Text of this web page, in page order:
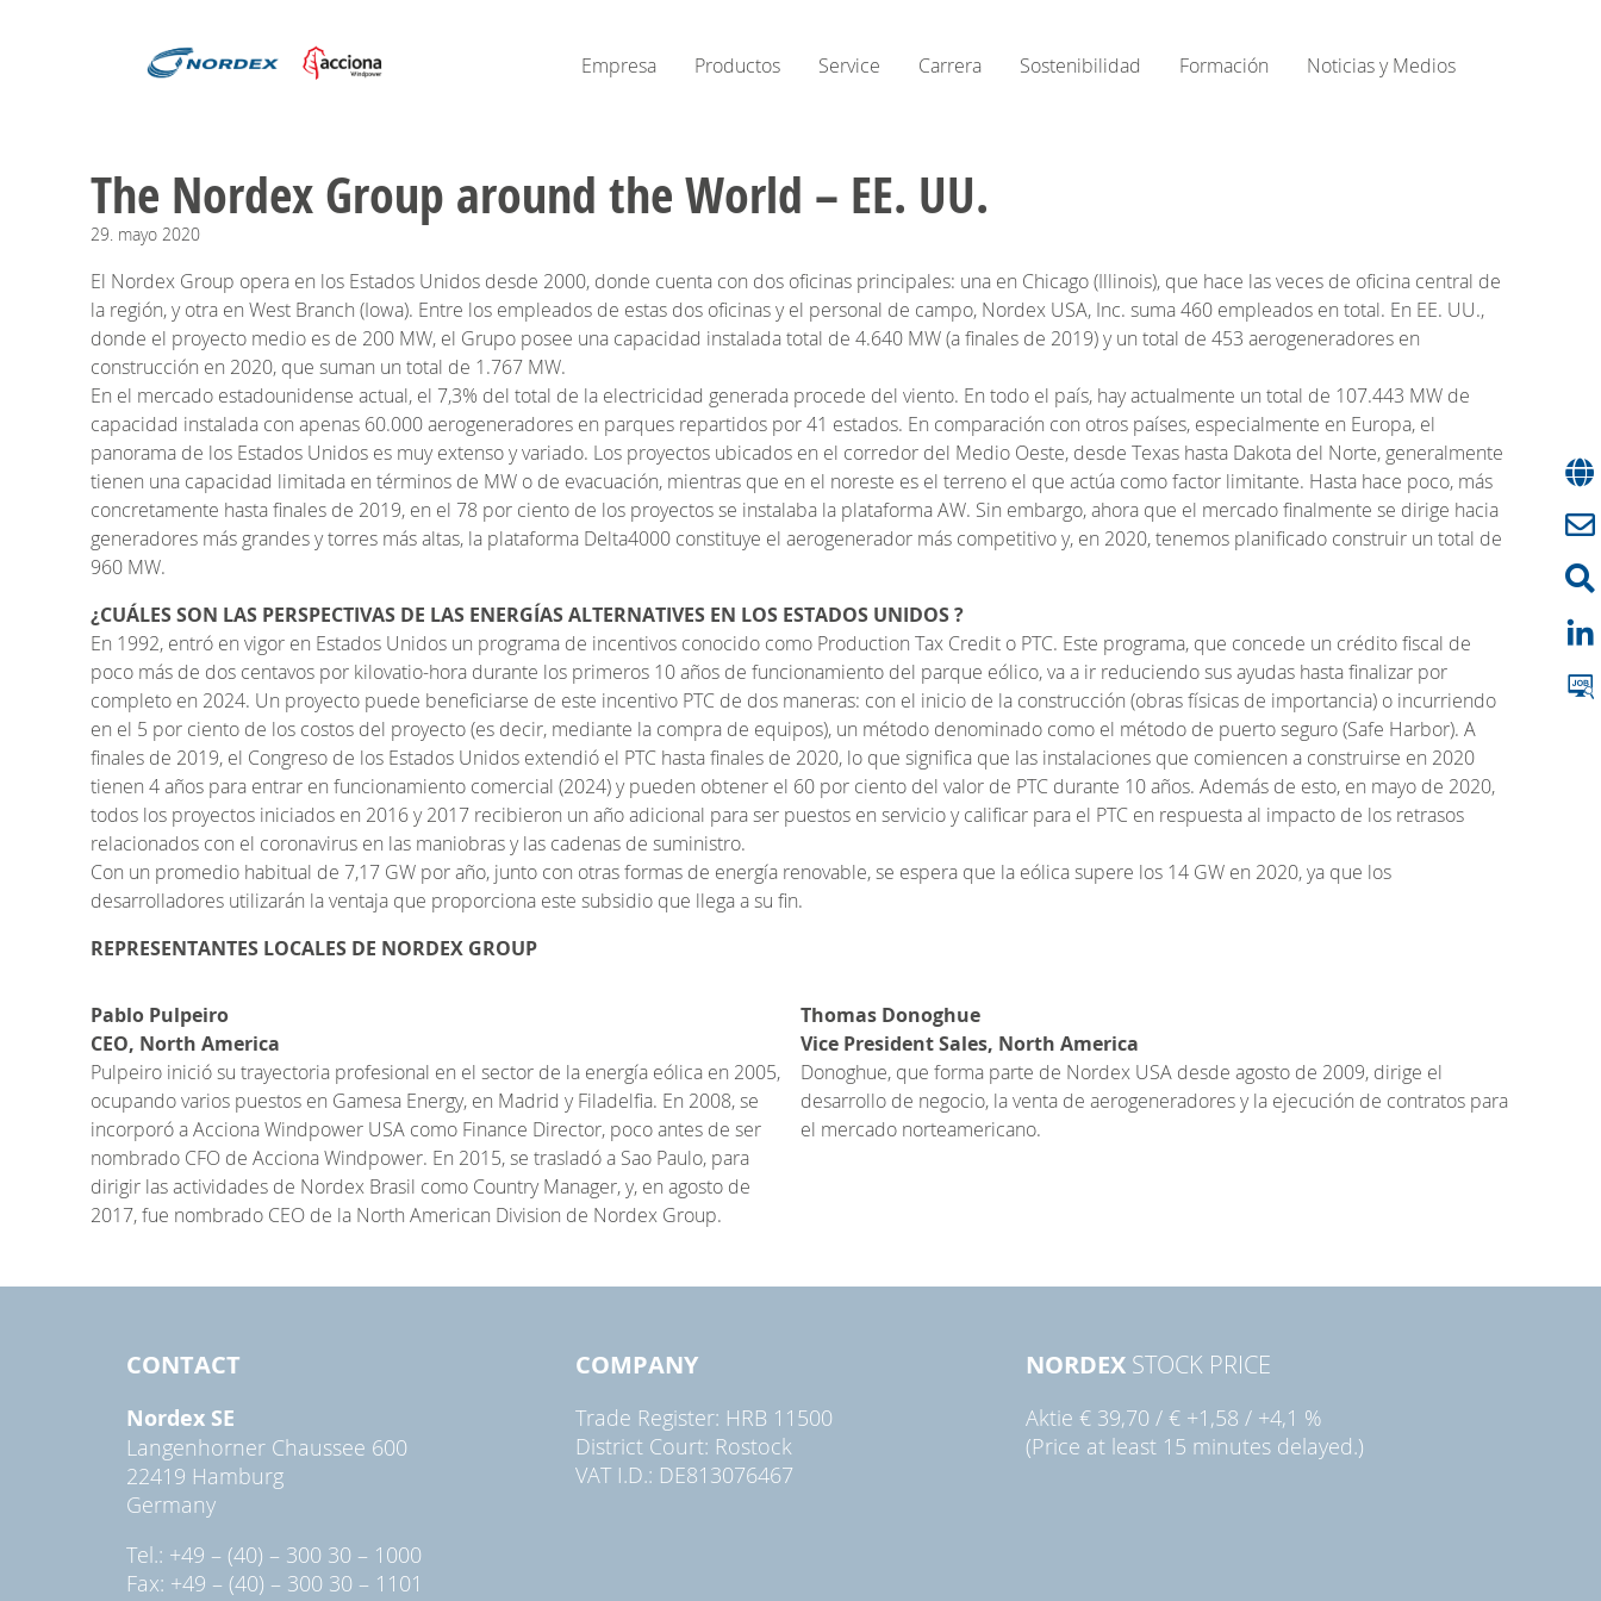
Empresa Productos Service Carrera Sostenibilidad Formación Noticias y Medios
The Nordex Group around the World – EE. UU.
29. mayo 2020
El Nordex Group opera en los Estados Unidos desde 2000, donde cuenta con dos oficinas principales: una en Chicago (Illinois), que hace las veces de oficina central de
la región, y otra en West Branch (Iowa). Entre los empleados de estas dos oficinas y el personal de campo, Nordex USA, Inc. suma 460 empleados en total. En EE. UU.,
donde el proyecto medio es de 200 MW, el Grupo posee una capacidad instalada total de 4.640 MW (a finales de 2019) y un total de 453 aerogeneradores en
construcción en 2020, que suman un total de 1.767 MW.
En el mercado estadounidense actual, el 7,3% del total de la electricidad generada procede del viento. En todo el país, hay actualmente un total de 107.443 MW de
capacidad instalada con apenas 60.000 aerogeneradores en parques repartidos por 41 estados. En comparación con otros países, especialmente en Europa, el
panorama de los Estados Unidos es muy extenso y variado. Los proyectos ubicados en el corredor del Medio Oeste, desde Texas hasta Dakota del Norte, generalmente
tienen una capacidad limitada en términos de MW o de evacuación, mientras que en el noreste es el terreno el que actúa como factor limitante. Hasta hace poco, más
concretamente hasta finales de 2019, en el 78 por ciento de los proyectos se instalaba la plataforma AW. Sin embargo, ahora que el mercado finalmente se dirige hacia
generadores más grandes y torres más altas, la plataforma Delta4000 constituye el aerogenerador más competitivo y, en 2020, tenemos planificado construir un total de
960 MW.
¿CUÁLES SON LAS PERSPECTIVAS DE LAS ENERGÍAS ALTERNATIVES EN LOS ESTADOS UNIDOS ?
En 1992, entró en vigor en Estados Unidos un programa de incentivos conocido como Production Tax Credit o PTC. Este programa, que concede un crédito fiscal de
poco más de dos centavos por kilovatio-hora durante los primeros 10 años de funcionamiento del parque eólico, va a ir reduciendo sus ayudas hasta finalizar por
completo en 2024. Un proyecto puede beneficiarse de este incentivo PTC de dos maneras: con el inicio de la construcción (obras físicas de importancia) o incurriendo
en el 5 por ciento de los costos del proyecto (es decir, mediante la compra de equipos), un método denominado como el método de puerto seguro (Safe Harbor). A
finales de 2019, el Congreso de los Estados Unidos extendió el PTC hasta finales de 2020, lo que significa que las instalaciones que comiencen a construirse en 2020
tienen 4 años para entrar en funcionamiento comercial (2024) y pueden obtener el 60 por ciento del valor de PTC durante 10 años. Además de esto, en mayo de 2020,
todos los proyectos iniciados en 2016 y 2017 recibieron un año adicional para ser puestos en servicio y calificar para el PTC en respuesta al impacto de los retrasos
relacionados con el coronavirus en las maniobras y las cadenas de suministro.
Con un promedio habitual de 7,17 GW por año, junto con otras formas de energía renovable, se espera que la eólica supere los 14 GW en 2020, ya que los
desarrolladores utilizarán la ventaja que proporciona este subsidio que llega a su fin.
REPRESENTANTES LOCALES DE NORDEX GROUP
Pablo Pulpeiro
CEO, North America
Pulpeiro inició su trayectoria profesional en el sector de la energía eólica en 2005,
ocupando varios puestos en Gamesa Energy, en Madrid y Filadelfia. En 2008, se
incorporó a Acciona Windpower USA como Finance Director, poco antes de ser
nombrado CFO de Acciona Windpower. En 2015, se trasladó a Sao Paulo, para
dirigir las actividades de Nordex Brasil como Country Manager, y, en agosto de
2017, fue nombrado CEO de la North American Division de Nordex Group.
Thomas Donoghue
Vice President Sales, North America
Donoghue, que forma parte de Nordex USA desde agosto de 2009, dirige el
desarrollo de negocio, la venta de aerogeneradores y la ejecución de contratos para
el mercado norteamericano.
CONTACT
Nordex SE
Langenhorner Chaussee 600
22419 Hamburg
Germany
Tel.: +49 – (40) – 300 30 – 1000
Fax: +49 – (40) – 300 30 – 1101
COMPANY
Trade Register: HRB 11500
District Court: Rostock
VAT I.D.: DE813076467
NORDEXSTOCK PRICE
Aktie € 39,70 / € +1,58 / +4,1 %
(Price at least 15 minutes delayed.)